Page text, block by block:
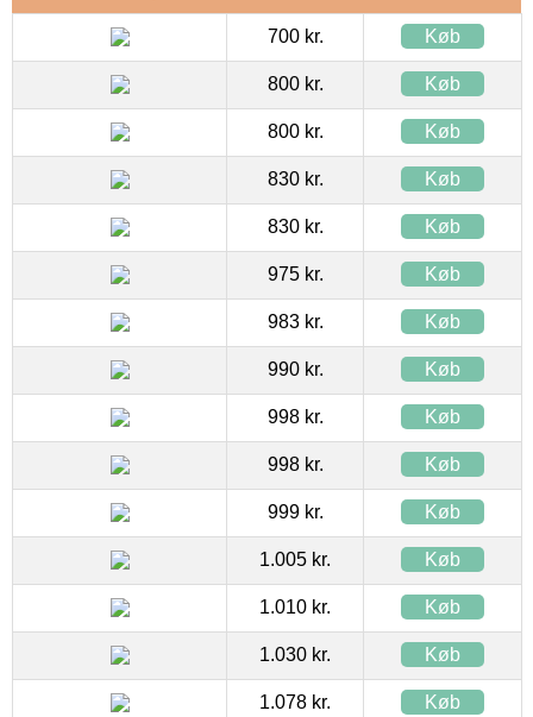
700 kr. Køb
800 kr. Køb
800 kr. Køb
830 kr. Køb
830 kr. Køb
975 kr. Køb
983 kr. Køb
990 kr. Køb
998 kr. Køb
998 kr. Køb
999 kr. Køb
1.005 kr. Køb
1.010 kr. Køb
1.030 kr. Køb
1.078 kr. Køb